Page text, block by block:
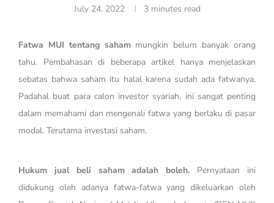
July 24, 2022 3 minutes read
Fatwa MUI tentang sahammungkin belum banyak orang
tahu. Pembahasan di beberapa artikel hanya menjelaskan
sebatas bahwa saham itu halal karena sudah ada fatwanya.
Padahal buat para calon investor syariah, ini sangat penting
dalam memahami dan mengenali fatwa yang berlaku di pasar
modal. Terutama investasi saham.
Hukum jual beli saham adalah boleh. Pernyataan ini
didukung oleh adanya fatwa-fatwa yang dikeluarkan oleh